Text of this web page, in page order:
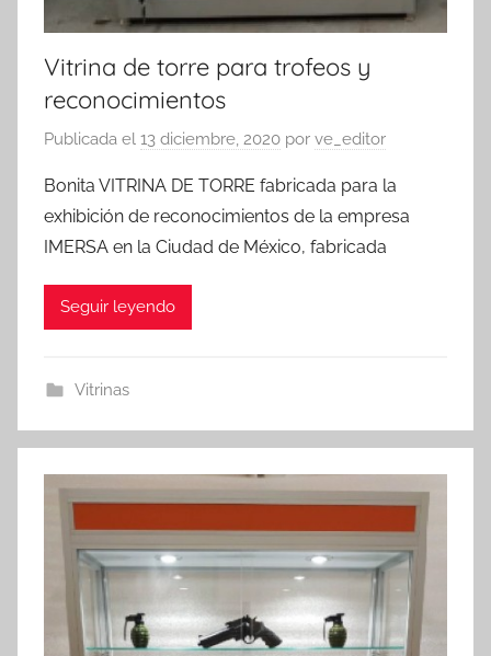
Vitrina de torre para trofeos y
reconocimientos
Publicada el 13 diciembre, 2020 por ve_editor
Bonita VITRINA DE TORRE fabricada para la
exhibición de reconocimientos de la empresa
IMERSA en la Ciudad de México, fabricada
Seguir leyendo
Vitrinas